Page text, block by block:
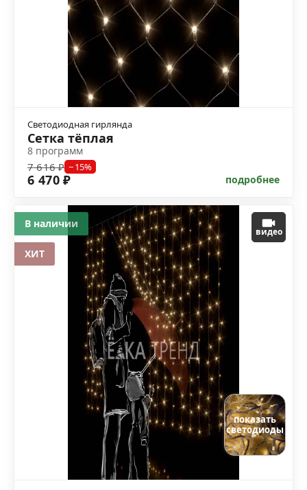
Светодиодная гирлянда
Сетка тёплая
8 программ
7 616 ₽ −15%
6 470 ₽ подробнее
видео
показать
светодиоды
В наличии
ХИТ